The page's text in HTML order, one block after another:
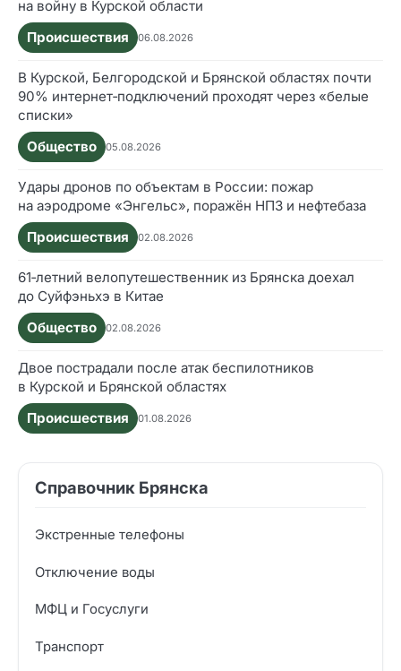
на войну в Курской области
Происшествия
06.08.2026
В Курской, Белгородской и Брянской областях почти
90% интернет‑подключений проходят через «белые
списки»
Общество
05.08.2026
Удары дронов по объектам в России: пожар
на аэродроме «Энгельс», поражён НПЗ и нефтебаза
Происшествия
02.08.2026
61‑летний велопутешественник из Брянска доехал
до Суйфэньхэ в Китае
Общество
02.08.2026
Двое пострадали после атак беспилотников
в Курской и Брянской областях
Происшествия
01.08.2026
Справочник Брянска
Экстренные телефоны
Отключение воды
МФЦ и Госуслуги
Транспорт